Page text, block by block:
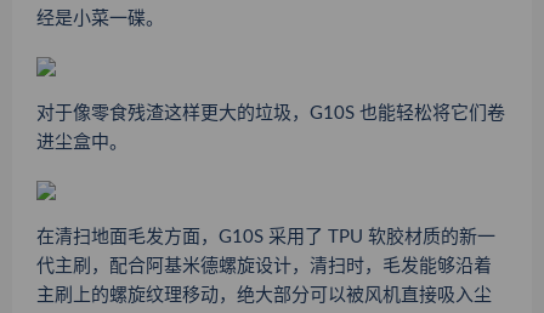
经是小菜一碟。
对于像零食残渣这样更大的垃圾，G10S 也能轻松将它们卷
进尘盒中。
在清扫地面毛发方面，G10S 采用了 TPU 软胶材质的新一
代主刷，配合阿基米德螺旋设计，清扫时，毛发能够沿着
主刷上的螺旋纹理移动，绝大部分可以被风机直接吸入尘